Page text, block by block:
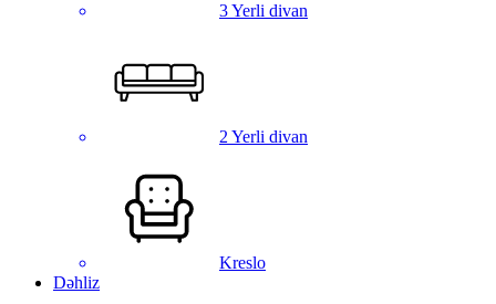
3 Yerli divan
2 Yerli divan
Kreslo
Dəhliz